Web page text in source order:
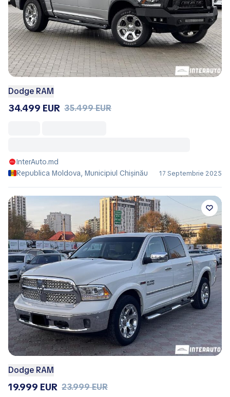
Dodge RAM
34.499 EUR 35.499 EUR
InterAuto.md
Republica Moldova, Municipiul Chișinău
17 Septembrie 2025
Dodge RAM
19.999 EUR 23.999 EUR